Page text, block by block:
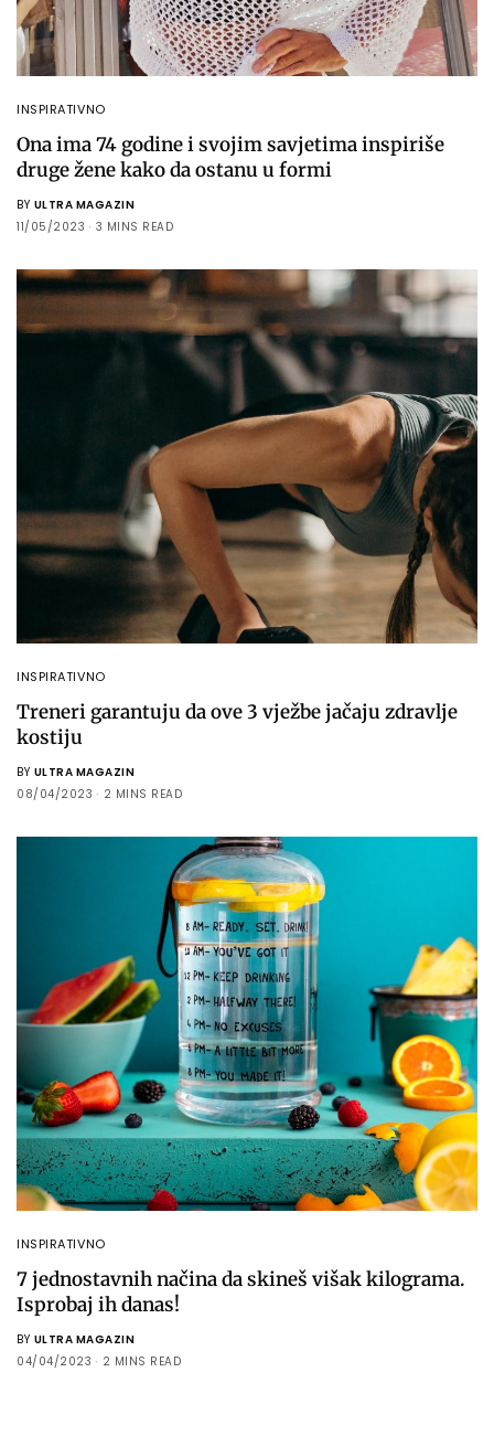
INSPIRATIVNO
Ona ima 74 godine i svojim savjetima inspiriše
druge žene kako da ostanu u formi
BY ULTRA MAGAZIN
11/05/2023
3 MINS READ
INSPIRATIVNO
Treneri garantuju da ove 3 vježbe jačaju zdravlje
kostiju
BY ULTRA MAGAZIN
08/04/2023
2 MINS READ
INSPIRATIVNO
7 jednostavnih načina da skineš višak kilograma.
Isprobaj ih danas!
BY ULTRA MAGAZIN
04/04/2023
2 MINS READ